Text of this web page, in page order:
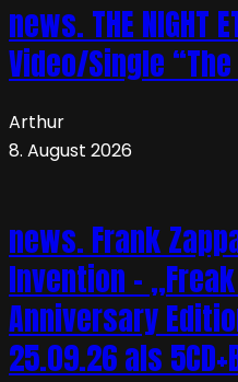
news. THE NIGHT
Video/Single
Arthur
8. August 2026
news. Frank
Invention –
Anniversary
25.09.26 als